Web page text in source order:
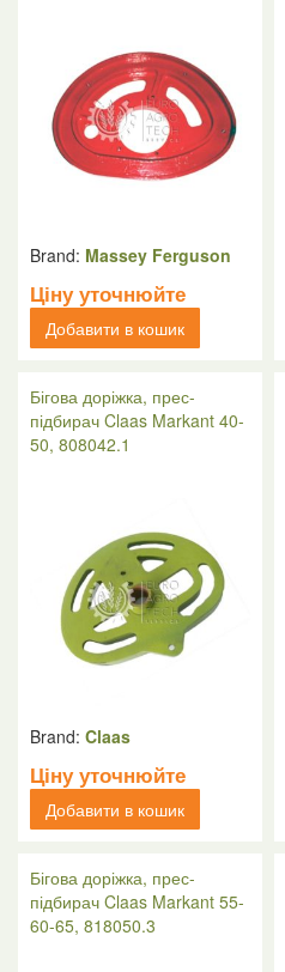
Brand: Massey Ferguson
Ціну уточнюйте
Добавити в кошик
Бігова доріжка, прес-
підбирач Claas Markant 40-
50, 808042.1
Brand: Claas
Ціну уточнюйте
Добавити в кошик
Бігова доріжка, прес-
підбирач Claas Markant 55-
60-65, 818050.3